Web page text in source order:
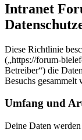
Intranet
Diese Richtlinie
(„https://forum-
Betreiber“) die
Besuchs gesammelt
Umfang und
Deine Daten